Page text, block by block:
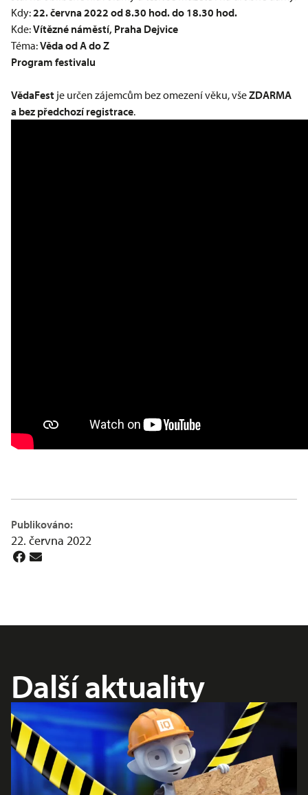
Kdy:22. června 2022 od 8.30 hod. do 18.30 hod.
Kde:Vítězné náměstí, Praha Dejvice
Téma:Věda od A do Z
Program festivalu
VědaFest je určen zájemcům bez omezení věku, všeZDARMA
a bez předchozí registrace.
Publikováno:
22. června 2022
Další aktuality